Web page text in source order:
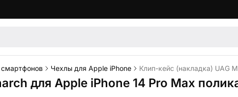
Чехлы для Apple iPhone Клип-кейс (накладка) UAG
для Apple iPhone 14 Pro Max